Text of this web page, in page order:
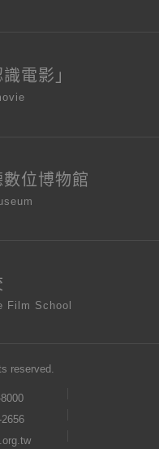
電影」
位博物館
Film School
reserved.